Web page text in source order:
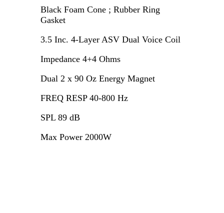
Black Foam Cone ; Rubber Ring
Gasket
3.5 Inc. 4-Layer ASV Dual Voice Coil
Impedance 4+4 Ohms
Dual 2 x 90 Oz Energy Magnet
FREQ RESP 40-800 Hz
SPL 89 dB
Max Power 2000W